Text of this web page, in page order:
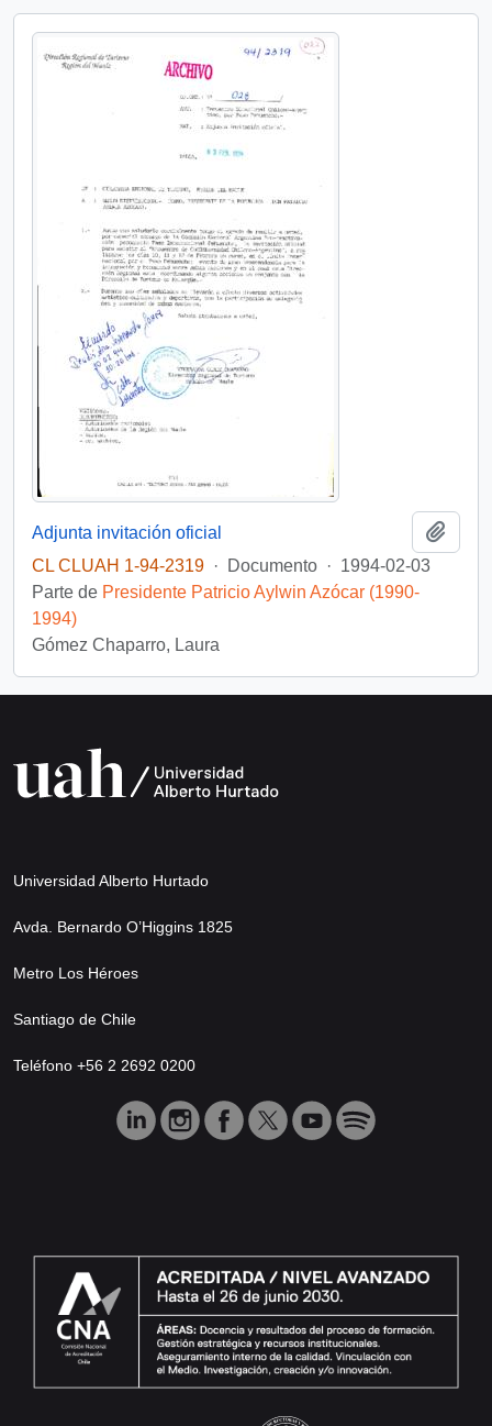
Adjunta invitación oficial
CL CLUAH 1-94-2319 · Documento · 1994-02-03
Parte de Presidente Patricio Aylwin Azócar (1990-
1994)
Gómez Chaparro, Laura
Universidad Alberto Hurtado
Avda. Bernardo O’Higgins 1825
Metro Los Héroes
Santiago de Chile
Teléfono +56 2 2692 0200